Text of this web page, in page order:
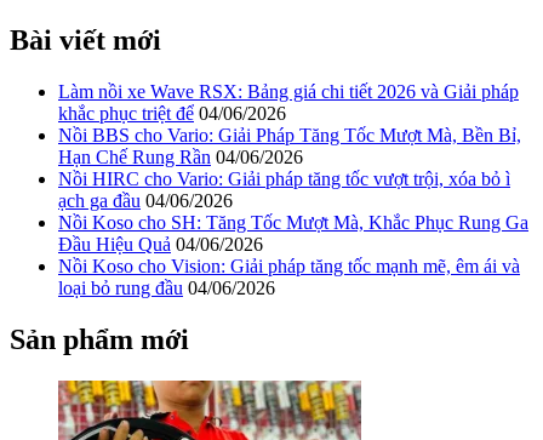
Bài viết mới
Làm nồi xe Wave RSX: Bảng giá chi tiết 2026 và Giải pháp
khắc phục triệt để 04/06/2026
Nồi BBS cho Vario: Giải Pháp Tăng Tốc Mượt Mà, Bền Bỉ,
Hạn Chế Rung Rần 04/06/2026
Nồi HIRC cho Vario: Giải pháp tăng tốc vượt trội, xóa bỏ ì
ạch ga đầu 04/06/2026
Nồi Koso cho SH: Tăng Tốc Mượt Mà, Khắc Phục Rung Ga
Đầu Hiệu Quả 04/06/2026
Nồi Koso cho Vision: Giải pháp tăng tốc mạnh mẽ, êm ái và
loại bỏ rung đầu 04/06/2026
Sản phẩm mới